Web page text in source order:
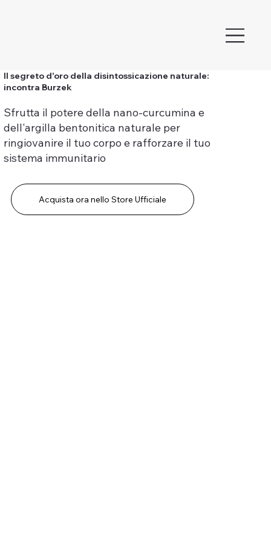
Il segreto d'oro della disintossicazione naturale:
incontra Burzek
Sfrutta il potere della nano-curcumina e
dell'argilla bentonitica naturale per
ringiovanire il tuo corpo e rafforzare il tuo
sistema immunitario
Acquista ora nello Store Ufficiale